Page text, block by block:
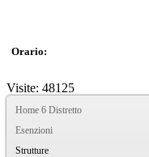
Orario:
Visite: 48125
Home 6 Distretto
Esenzioni
Strutture